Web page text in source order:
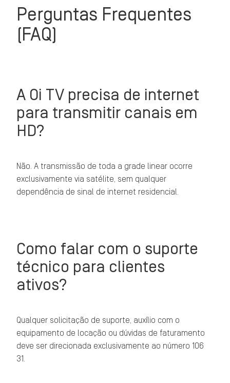
Perguntas Frequentes
(FAQ)
A Oi TV precisa de internet
para transmitir canais em
HD?
Não. A transmissão de toda a grade linear ocorre
exclusivamente via satélite, sem qualquer
dependência de sinal de internet residencial.
Como falar com o suporte
técnico para clientes
ativos?
Qualquer solicitação de suporte, auxílio com o
equipamento de locação ou dúvidas de faturamento
deve ser direcionada exclusivamente ao número 106
31.